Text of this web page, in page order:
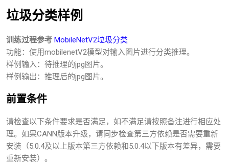
垃圾分类样例
训练过程参考 MobileNetV2垃圾分类
功能：使用mobilenetV2模型对输入图片进行分类推理。
样例输入：待推理的jpg图片。
样例输出：推理后的jpg图片。
前置条件
请检查以下条件要求是否满足，如不满足请按照备注进行相应处
理。如果CANN版本升级，请同步检查第三方依赖是否需要重新
安装（5.0.4及以上版本第三方依赖和5.0.4以下版本有差异，需要
重新安装）。